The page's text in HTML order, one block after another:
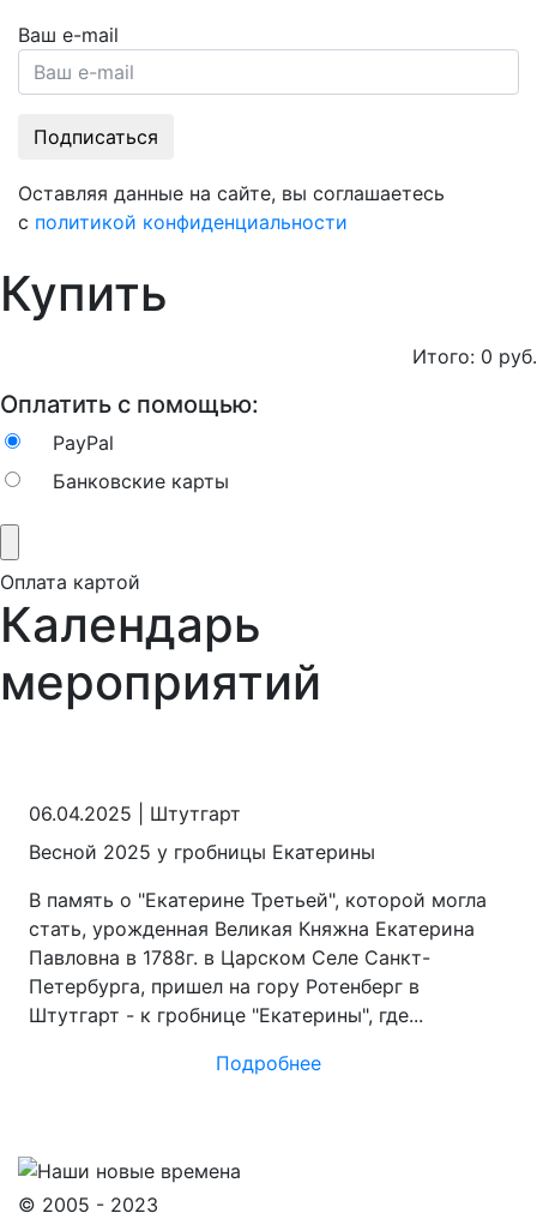
Ваш e-mail
Оставляя данные на сайте, вы соглашаетесь
с политикой конфиденциальности
Купить
Итого: 0 руб.
Оплатить с помощью:
PayPal
Банковские карты
Оплата картой
Календарь
мероприятий
06.04.2025
Штутгарт
Весной 2025 у гробницы Екатерины
В память о "Екатерине Третьей", которой могла
стать, урожденная Великая Княжна Екатерина
Павловна в 1788г. в Царском Селе Санкт-
Петербурга, пришел на гору Ротенберг в
Штутгарт - к гробнице "Екатерины", где...
Подробнее
© 2005 - 2023